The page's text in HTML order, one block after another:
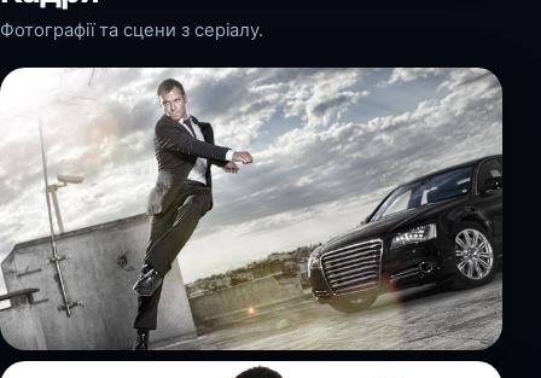
Фотографії та сцени з серіалу.